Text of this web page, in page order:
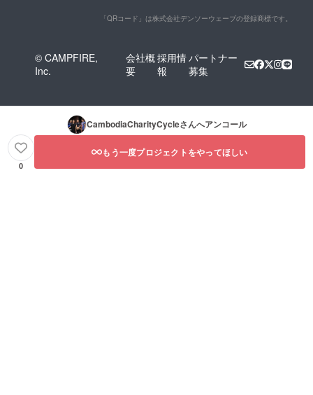
「QRコード」は株式会社デンソーウェーブの登録商標です。
© CAMPFIRE,
Inc.
会社概
要
採用情
報
パートナー
募集
CambodiaCharityCycleさんへアンコール
0
もう一度プロジェクトをやってほしい